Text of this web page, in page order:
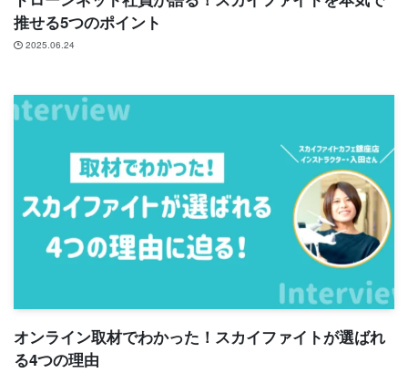
推せる5つのポイント
2025.06.24
オンライン取材でわかった！スカイファイトが選ばれ
る4つの理由